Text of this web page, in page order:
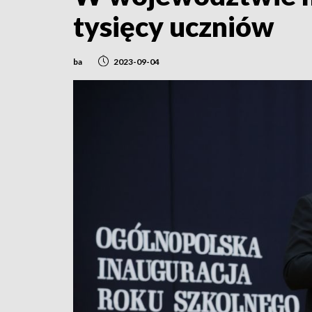
tysięcy uczniów
ba 2023-09-04